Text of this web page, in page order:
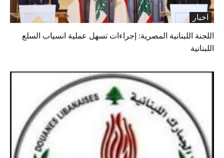
اخبار
اللجنة اللبنانية المصرية: إجراءات تسهل عملية انسياب السلع
اللبنانية